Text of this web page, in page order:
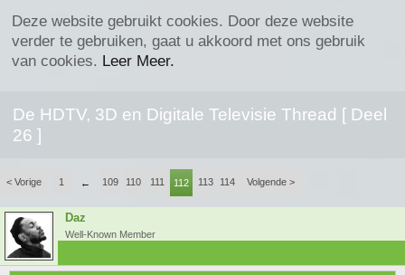
Deze website gebruikt cookies. Door deze website
verder te gebruiken, gaat u akkoord met ons gebruik
van cookies. Leer Meer.
De HDTV, 3D en Digitale Televisie Thread [ Deel
26 ]
< Vorige 1 ← 109 110 111 112 113 114 Volgende >
Daz
Well-Known Member